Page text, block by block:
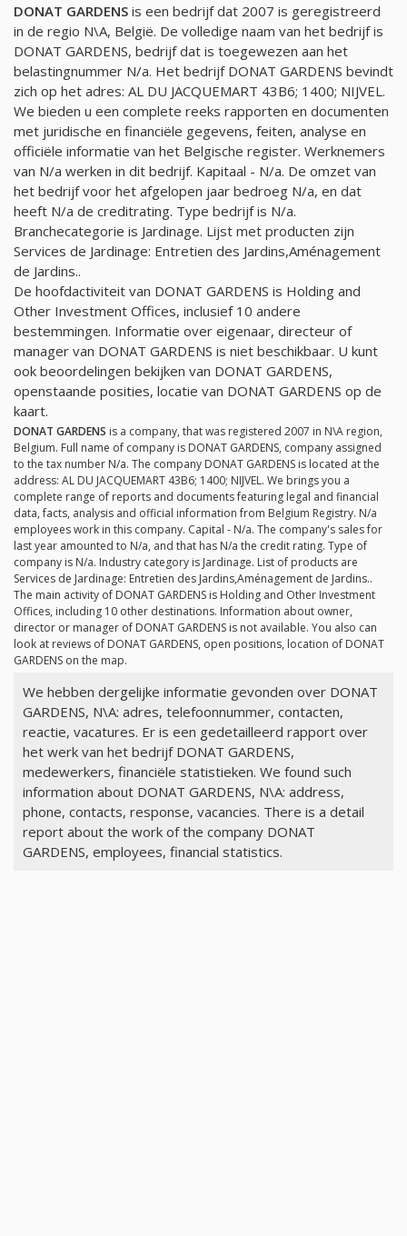
DONAT GARDENS is een bedrijf dat 2007 is geregistreerd
in de regio N\A, België. De volledige naam van het bedrijf is
DONAT GARDENS, bedrijf dat is toegewezen aan het
belastingnummer N/a. Het bedrijf DONAT GARDENS bevindt
zich op het adres: AL DU JACQUEMART 43B6; 1400; NIJVEL.
We bieden u een complete reeks rapporten en documenten
met juridische en financiële gegevens, feiten, analyse en
officiële informatie van het Belgische register. Werknemers
van N/a werken in dit bedrijf. Kapitaal - N/a. De omzet van
het bedrijf voor het afgelopen jaar bedroeg N/a, en dat
heeft N/a de creditrating. Type bedrijf is N/a.
Branchecategorie is Jardinage. Lijst met producten zijn
Services de Jardinage: Entretien des Jardins,Aménagement
de Jardins..
De hoofdactiviteit van DONAT GARDENS is Holding and
Other Investment Offices, inclusief 10 andere
bestemmingen. Informatie over eigenaar, directeur of
manager van DONAT GARDENS is niet beschikbaar. U kunt
ook beoordelingen bekijken van DONAT GARDENS,
openstaande posities, locatie van DONAT GARDENS op de
kaart.
DONAT GARDENS is a company, that was registered 2007 in N\A region,
Belgium. Full name of company is DONAT GARDENS, company assigned
to the tax number N/a. The company DONAT GARDENS is located at the
address: AL DU JACQUEMART 43B6; 1400; NIJVEL. We brings you a
complete range of reports and documents featuring legal and financial
data, facts, analysis and official information from Belgium Registry. N/a
employees work in this company. Capital - N/a. The company's sales for
last year amounted to N/a, and that has N/a the credit rating. Type of
company is N/a. Industry category is Jardinage. List of products are
Services de Jardinage: Entretien des Jardins,Aménagement de Jardins..
The main activity of DONAT GARDENS is Holding and Other Investment
Offices, including 10 other destinations. Information about owner,
director or manager of DONAT GARDENS is not available. You also can
look at reviews of DONAT GARDENS, open positions, location of DONAT
GARDENS on the map.
We hebben dergelijke informatie gevonden over DONAT
GARDENS, N\A: adres, telefoonnummer, contacten,
reactie, vacatures. Er is een gedetailleerd rapport over
het werk van het bedrijf DONAT GARDENS,
medewerkers, financiële statistieken. We found such
information about DONAT GARDENS, N\A: address,
phone, contacts, response, vacancies. There is a detail
report about the work of the company DONAT
GARDENS, employees, financial statistics.